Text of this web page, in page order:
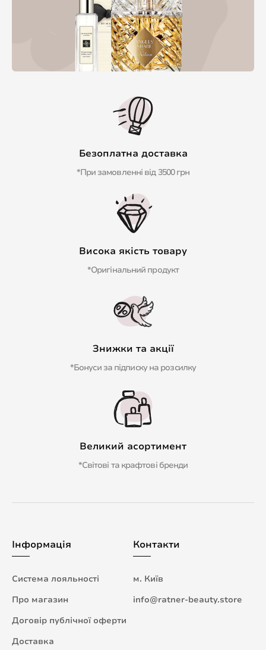
Безоплатна доставка
*При замовленні від 3500 грн
Висока якість товару
*Оригінальний продукт
Знижки та акції
*Бонуси за підписку на розсилку
Великий асортимент
*Світові та крафтові бренди
Інформація
Система лояльності
Про магазин
Договір публічної оферти
Доставка
Контакти
м. Київ
info@ratner-beauty.store